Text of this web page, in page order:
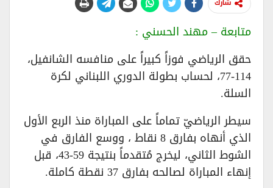
شارك
متابعة – مهند الحسني :
حقق الرياضي فوزاً كبيراً على منافسه الشانفيل،
114-77، لحساب بطولة الدوري اللبناني لكرة
السلة.
سيطر الرياضيّ تماماً على المباراة منذ الربع الأول
الذي أنهاه بفارق 8 نقاط ، ووسع الفارق في
الشوط الثاني، ليخرج مُتقدماً بنتيجة 59-43، قبل
إنهاء المباراة لصالحه بفارق 37 نقطة كاملة.